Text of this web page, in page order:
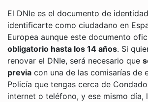
El DNIe es el documento de
identificarte como ciudadano en
Europea aunque este documento
obligatorio hasta los 14 años. Si
renovar el DNIe, será necesario que
previa con una de las comisarías de
Policía que tengas cerca de
internet o teléfono, y ese mismo día,